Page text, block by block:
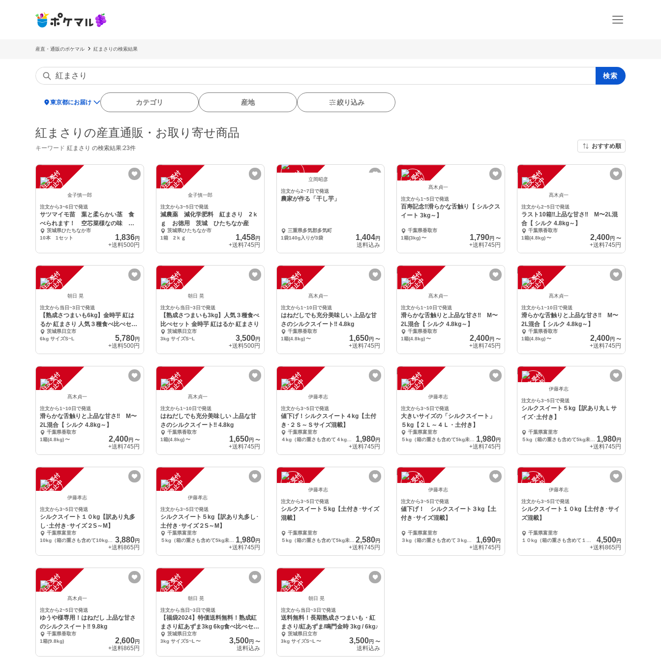
産直・通販のポケマル 紅まさりの検索結果
検索
location_on東京都にお届け カテゴリ 産地 絞り込み
紅まさりの産直通販・お取り寄せ商品
キーワード 紅まさり の検索結果:23件 おすすめ順
注
文
受
付
停
止
中
金子慎一郎
注文から3~6日で発送
サツマイモ苗 葉と柔らかい茎 食
べられます！ 空芯菜様なの味 紅
まさり
茨城県ひたちなか市
10本 1セット
1,836円
+送料500円
注
文
受
付
停
止
中
金子慎一郎
注文から3~5日で発送
減農薬 減化学肥料 紅まさり 2ｋ
ｇ お徳用 茨城 ひたちなか産
茨城県ひたちなか市
1箱 2ｋｇ
1,458円
+送料745円
注
文
受
付
停
止
中 立岡昭彦
注文から2~7日で発送
農家が作る「干し芋」
三重県多気郡多気町
1袋140g入りが3袋
1,404円
送料込み
注
文
受
付
停
止
中 髙木貞一
注文から1~5日で発送
百寿記念‼️滑らかな舌触り【 シルクス
イート 3kg～】
千葉県香取市
1箱(3kg) 〜 1,790円〜
+送料745円
注
文
受
付
停
止
中
髙木貞一
注文から2~5日で発送
ラスト10箱‼️上品な甘さ‼️ M〜2L混
合【 シルク 4.8kg～】
千葉県香取市
1箱(4.8kg)〜 2,400円 〜
+送料745円
注
文
受
付
停
止
中
朝日 晃
注文から当日~3日で発送
【熟成さつまいも6kg】金時芋 紅は
るか 紅まさり 人気３種食べ比べセッ
ト 茨城県日立市
6kg サイズS~L
5,780円
+送料500円
注
文
受
付
停
止
中
朝日 晃
注文から当日~3日で発送
【熟成さつまいも3kg】人気３種食べ
比べセット 金時芋 紅はるか 紅まさり
茨城県日立市
3kg サイズS~L
3,500円
+送料500円
注
文
受
付
停
止
中
髙木貞一
注文から1~10日で発送
はねだしでも充分美味しい 上品な甘
さのシルクスイート‼️ 4.8kg
千葉県香取市
1箱(4.8kg) 〜 1,650円〜
+送料745円
注
文
受
付
停
止
中
髙木貞一
注文から1~10日で発送
滑らかな舌触りと上品な甘さ‼️ M〜
2L混合【 シルク 4.8kg～】
千葉県香取市
1箱(4.8kg) 〜 2,400円〜
+送料745円
注
文
受
付
停
止
中
髙木貞一
注文から1~10日で発送
滑らかな舌触りと上品な甘さ‼️ M〜
2L混合【 シルク 4.8kg～】
千葉県香取市
1箱(4.8kg)〜 2,400円 〜
+送料745円
注
文
受
付
停
止
中
髙木貞一
注文から1~10日で発送
滑らかな舌触りと上品な甘さ‼️ M〜
2L混合【 シルク 4.8kg～】
千葉県香取市
1箱(4.8kg)〜 2,400円 〜
+送料745円
注
文
受
付
停
止
中
髙木貞一
注文から1~10日で発送
はねだしでも充分美味しい 上品な甘
さのシルクスイート‼️ 4.8kg
千葉県香取市
1箱(4.8kg) 〜 1,650円 〜
+送料745円
注
文
受
付
停
止
中
伊藤孝志
注文から3~5日で発送
値下げ！シルクスイート４kg【土付
き･２Ｓ～Ｓサイズ混載】
千葉県富里市
４kg（箱の重さも含めて４kg前後です）
1,980円
+送料745円
注
文
受
付
停
止
中
伊藤孝志
注文から3~5日で発送
大きいサイズの「シルクスイート」
５kg【２Ｌ～４Ｌ・土付き】
千葉県富里市
1,980円
+送料745円
注
文
受
付
停
止
中 伊藤孝志
注文から3~5日で発送
シルクスイート５kg【訳あり丸Ｌサ
イズ･土付き】
千葉県富里市
1,980円
+送料745円
注
文
受
付
停
止
中
伊藤孝志
注文から3~5日で発送
シルクスイート１０kg【訳あり丸多
し･土付き･サイズ２S～M】
千葉県富里市
3,880円
+送料865円
注
文
受
付
停
止
中
伊藤孝志
注文から3~5日で発送
シルクスイート５kg【訳あり丸多し･
土付き･サイズ２S～M】
千葉県富里市
５kg（箱の重さも含めて5kg未満です）
1,980円
+送料745円
注
文
受
付
停
止
中 伊藤孝志
注文から3~5日で発送
シルクスイート５kg【土付き･サイズ
混載】
千葉県富里市
５kg（箱の重さも含めて5kg未満です）
2,580円
+送料745円
注
文
受
付
停
止
中 伊藤孝志
注文から3~5日で発送
値下げ！ シルクスイート３kg【土
付き･サイズ混載】
千葉県富里市
1,690円
+送料745円
注
文
受
付
停
止
中 伊藤孝志
注文から3~5日で発送
シルクスイート１０kg【土付き･サイ
ズ混載】
千葉県富里市
4,500円
+送料865円
注
文
受
付
停
止
中
髙木貞一
注文から2~5日で発送
ゆうや様専用！はねだし 上品な甘さ
のシルクスイート‼️ 9.8kg
千葉県香取市
1箱(9.8kg)
2,600円
+送料865円
注
文
受
付
停
止
中
朝日 晃
注文から当日~3日で発送
【福袋2024】特価送料無料！熟成紅
まさり紅あずま3kg 6kg食べ比べセッ
ト♪茨城県日立市
3kg サイズS~L 〜 3,500円 〜
送料込み
注
文
受
付
停
止
中
朝日 晃
注文から当日~3日で発送
送料無料！長期熟成さつまいも・紅
まさり/紅あずま/鳴門金時 3kg / 6kg♪
茨城県日立市
3kg サイズS~L 〜 3,500円〜
送料込み